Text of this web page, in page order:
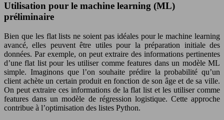
Utilisation pour le machine learning (ML)
préliminaire
Bien que les flat lists ne soient pas idéales pour le machine learning
avancé, elles peuvent être utiles pour la préparation initiale des
données. Par exemple, on peut extraire des informations pertinentes
d’une flat list pour les utiliser comme features dans un modèle ML
simple. Imaginons que l’on souhaite prédire la probabilité qu’un
client achète un certain produit en fonction de son âge et de sa ville.
On peut extraire ces informations de la flat list et les utiliser comme
features dans un modèle de régression logistique. Cette approche
contribue à l’optimisation des listes Python.